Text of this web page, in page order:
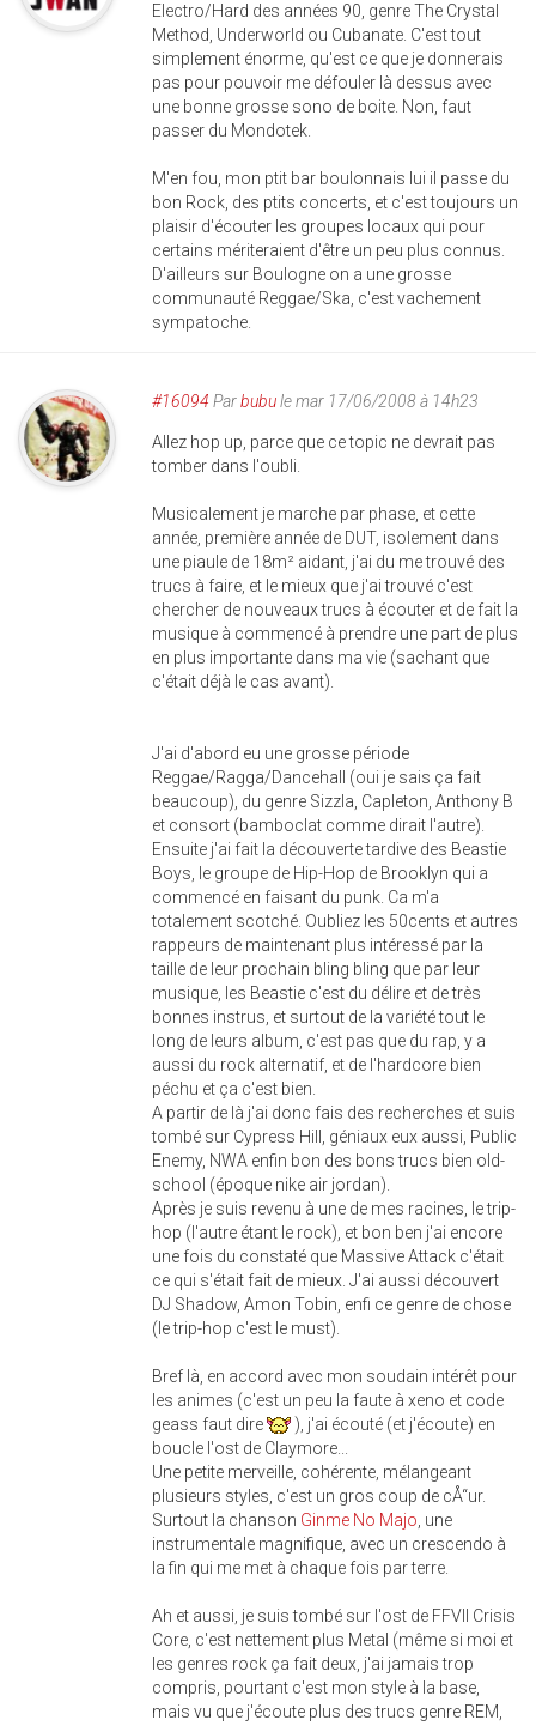
Electro/Hard des années 90, genre The Crystal
Method, Underworld ou Cubanate. C'est tout
simplement énorme, qu'est ce que je donnerais
pas pour pouvoir me défouler là dessus avec
une bonne grosse sono de boite. Non, faut
passer du Mondotek.
M'en fou, mon ptit bar boulonnais lui il passe du
bon Rock, des ptits concerts, et c'est toujours un
plaisir d'écouter les groupes locaux qui pour
certains mériteraient d'être un peu plus connus.
D'ailleurs sur Boulogne on a une grosse
communauté Reggae/Ska, c'est vachement
sympatoche.
#16094 Parbubule mar 17/06/2008 à 14h23
Allez hop up, parce que ce topic ne devrait pas
tomber dans l'oubli.
Musicalement je marche par phase, et cette
année, première année de DUT, isolement dans
une piaule de 18m² aidant, j'ai du me trouvé des
trucs à faire, et le mieux que j'ai trouvé c'est
chercher de nouveaux trucs à écouter et de fait la
musique à commencé à prendre une part de plus
en plus importante dans ma vie (sachant que
c'était déjà le cas avant).
J'ai d'abord eu une grosse période
Reggae/Ragga/Dancehall (oui je sais ça fait
beaucoup), du genre Sizzla, Capleton, Anthony B
et consort (bamboclat comme dirait l'autre).
Ensuite j'ai fait la découverte tardive des Beastie
Boys, le groupe de Hip-Hop de Brooklyn qui a
commencé en faisant du punk. Ca m'a
totalement scotché. Oubliez les 50cents et autres
rappeurs de maintenant plus intéressé par la
taille de leur prochain bling bling que par leur
musique, les Beastie c'est du délire et de très
bonnes instrus, et surtout de la variété tout le
long de leurs album, c'est pas que du rap, y a
aussi du rock alternatif, et de l'hardcore bien
péchu et ça c'est bien.
A partir de là j'ai donc fais des recherches et suis
tombé sur Cypress Hill, géniaux eux aussi, Public
Enemy, NWA enfin bon des bons trucs bien old-
school (époque nike air jordan).
Après je suis revenu à une de mes racines, le trip-
hop (l'autre étant le rock), et bon ben j'ai encore
une fois du constaté que Massive Attack c'était
ce qui s'était fait de mieux. J'ai aussi découvert
DJ Shadow, Amon Tobin, enfi ce genre de chose
(le trip-hop c'est le must).
Bref là, en accord avec mon soudain intérêt pour
les animes (c'est un peu la faute à xeno et code
geass faut dire
), j'ai écouté (et j'écoute) en
boucle l'ost de Claymore...
Une petite merveille, cohérente, mélangeant
plusieurs styles, c'est un gros coup de cÅ“ur.
Surtout la chanson Ginme No Majo , une
instrumentale magnifique, avec un crescendo à
la fin qui me met à chaque fois par terre.
Ah et aussi, je suis tombé sur l'ost de FFVII Crisis
Core, c'est nettement plus Metal (même si moi et
les genres rock ça fait deux, j'ai jamais trop
compris, pourtant c'est mon style à la base,
mais vu que j'écoute plus des trucs genre REM,